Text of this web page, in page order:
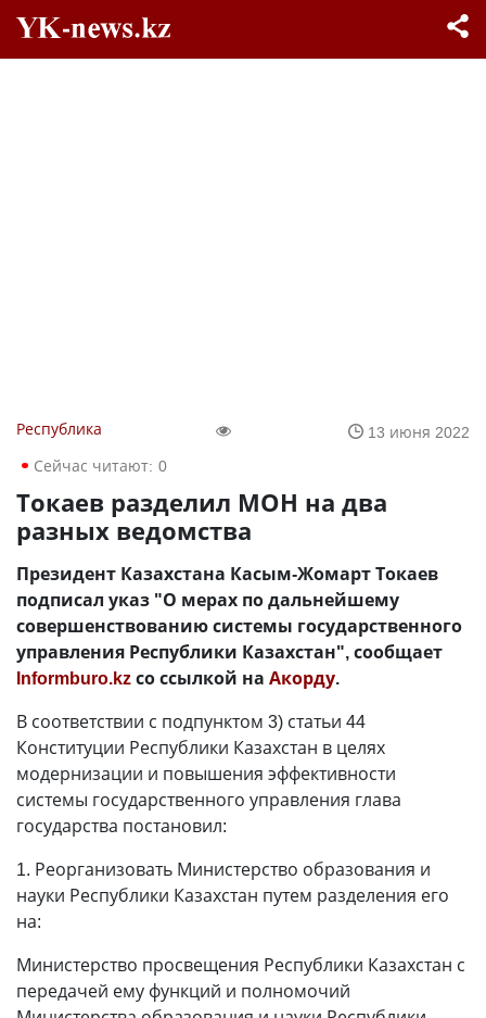
Республика
13 июня 2022
Сейчас читают: 0
Токаев разделил МОН на два
разных ведомства
Президент Казахстана Касым-Жомарт Токаев
подписал указ "О мерах по дальнейшему
совершенствованию системы государственного
управления Республики Казахстан", сообщает
Informburo.kzсо ссылкой на Акорду.
В соответствии с подпунктом 3) статьи 44
Конституции Республики Казахстан в целях
модернизации и повышения эффективности
системы государственного управления глава
государства постановил:
1. Реорганизовать Министерство образования и
науки Республики Казахстан путем разделения его
на:
Министерство просвещения Республики Казахстан с
передачей ему функций и полномочий